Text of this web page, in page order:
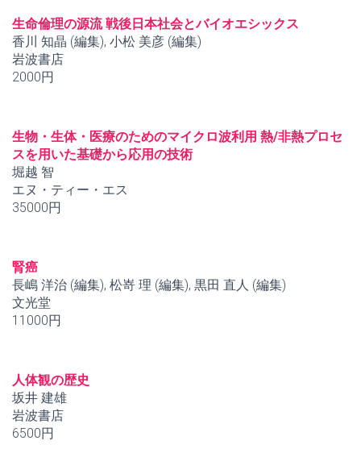
生命倫理の源流 戦後日本社会とバイオエシックス
香川 知晶 (編集), 小松 美彦 (編集)
岩波書店
2000円
生物・生体・医療のためのマイクロ波利用 熱/非熱プロセ
スを用いた基礎から応用の技術
堀越 智
エヌ・ティー・エス
35000円
腎癌
長嶋 洋治 (編集), 松嵜 理 (編集), 黒田 直人 (編集)
文光堂
11000円
人体観の歴史
坂井 建雄
岩波書店
6500円